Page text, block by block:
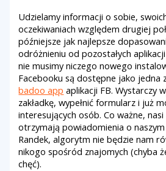
Udzielamy informacji o sobie,
oczekiwaniach względem drugiej
późniejsze jak najlepsze
odróżnieniu od pozostałych
nie musimy niczego nowego
Facebooku są dostępne jako jedna
badoo app aplikacji FB. Wystarczy
zakładkę, wypełnić formularz i już
interesujących osób. Co ważne,
otrzymają powiadomienia o naszym
Randek, algorytm nie będzie nam
nikogo spośród znajomych (chyba
chęć).